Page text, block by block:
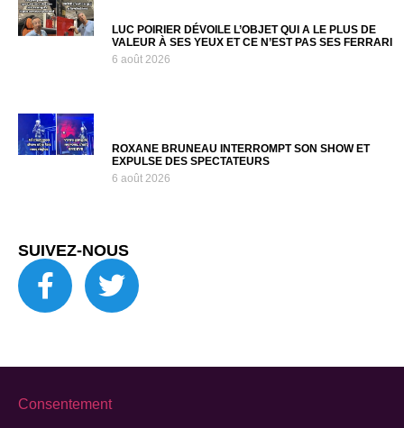
LUC POIRIER DÉVOILE L’OBJET QUI A LE PLUS DE
VALEUR À SES YEUX ET CE N’EST PAS SES FERRARI
6 août 2026
ROXANE BRUNEAU INTERROMPT SON SHOW ET
EXPULSE DES SPECTATEURS
6 août 2026
SUIVEZ-NOUS
Consentement